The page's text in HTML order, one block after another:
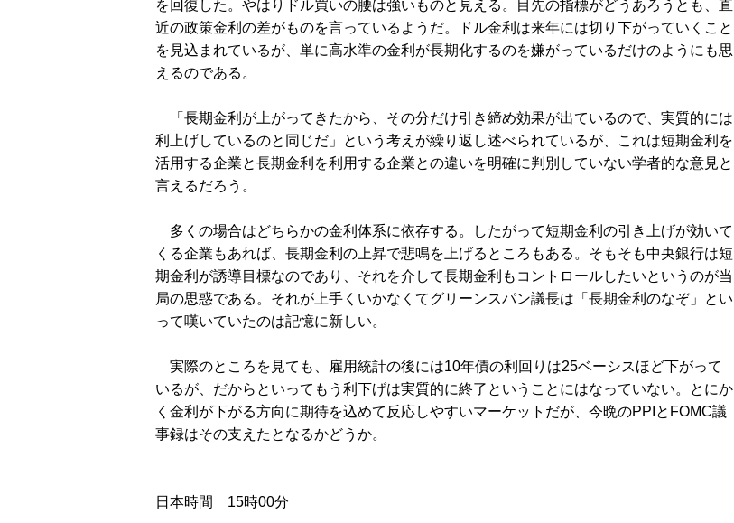
を回復した。やはりドル買いの腰は強いものと見える。目先の指標がどうあろうとも、直
近の政策金利の差がものを言っているようだ。ドル金利は来年には切り下がっていくこと
を見込まれているが、単に高水準の金利が長期化するのを嫌がっているだけのようにも思
えるのである。
「長期金利が上がってきたから、その分だけ引き締め効果が出ているので、実質的には
利上げしているのと同じだ」という考えが繰り返し述べられているが、これは短期金利を
活用する企業と長期金利を利用する企業との違いを明確に判別していない学者的な意見と
言えるだろう。
多くの場合はどちらかの金利体系に依存する。したがって短期金利の引き上げが効いて
くる企業もあれば、長期金利の上昇で悲鳴を上げるところもある。そもそも中央銀行は短
期金利が誘導目標なのであり、それを介して長期金利もコントロールしたいというのが当
局の思惑である。それが上手くいかなくてグリーンスパン議長は「長期金利のなぞ」とい
って嘆いていたのは記憶に新しい。
実際のところを見ても、雇用統計の後には10年債の利回りは25ベーシスほど下がって
いるが、だからといってもう利下げは実質的に終了ということにはなっていない。とにか
く金利が下がる方向に期待を込めて反応しやすいマーケットだが、今晩のPPIとFOMC議
事録はその支えたとなるかどうか。
日本時間 15時00分